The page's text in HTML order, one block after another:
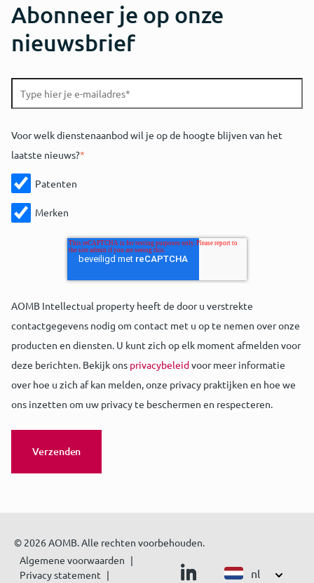
Abonneer je op onze
nieuwsbrief
Voor welk dienstenaanbod wil je op de hoogte blijven van het
laatste nieuws?*
Patenten
Merken
AOMB Intellectual property heeft de door u verstrekte
contactgegevens nodig om contact met u op te nemen over onze
producten en diensten. U kunt zich op elk moment afmelden voor
deze berichten. Bekijk ons privacybeleidvoor meer informatie
over hoe u zich af kan melden, onze privacy praktijken en hoe we
ons inzetten om uw privacy te beschermen en respecteren.
© 2026 AOMB. Alle rechten voorbehouden.
Algemene voorwaarden
Privacy statement
nl